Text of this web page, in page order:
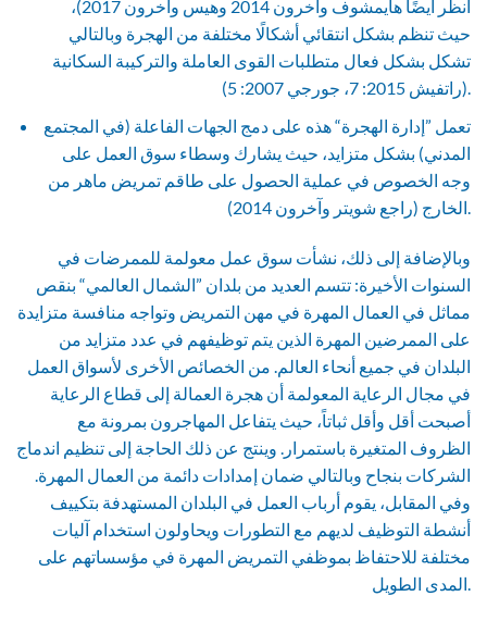
انظر أيضًا هايمشوف وآخرون 2014 وهيس وآخرون 2017)،
حيث تنظم بشكل انتقائي أشكالًا مختلفة من الهجرة وبالتالي
تشكل بشكل فعال متطلبات القوى العاملة والتركيبة السكانية
(راتفيش 2015: 7، جورجي 2007: 5).
تعمل ”إدارة الهجرة“ هذه على دمج الجهات الفاعلة (في المجتمع
المدني) بشكل متزايد، حيث يشارك وسطاء سوق العمل على
وجه الخصوص في عملية الحصول على طاقم تمريض ماهر من
الخارج (راجع شويتر وآخرون 2014).
وبالإضافة إلى ذلك، نشأت سوق عمل معولمة للممرضات في
السنوات الأخيرة: تتسم العديد من بلدان ”الشمال العالمي“ بنقص
مماثل في العمال المهرة في مهن التمريض وتواجه منافسة متزايدة
على الممرضين المهرة الذين يتم توظيفهم في عدد متزايد من
البلدان في جميع أنحاء العالم. من الخصائص الأخرى لأسواق العمل
في مجال الرعاية المعولمة أن هجرة العمالة إلى قطاع الرعاية
أصبحت أقل وأقل ثباتاً، حيث يتفاعل المهاجرون بمرونة مع
الظروف المتغيرة باستمرار. وينتج عن ذلك الحاجة إلى تنظيم اندماج
الشركات بنجاح وبالتالي ضمان إمدادات دائمة من العمال المهرة.
وفي المقابل، يقوم أرباب العمل في البلدان المستهدفة بتكييف
أنشطة التوظيف لديهم مع التطورات ويحاولون استخدام آليات
مختلفة للاحتفاظ بموظفي التمريض المهرة في مؤسساتهم على